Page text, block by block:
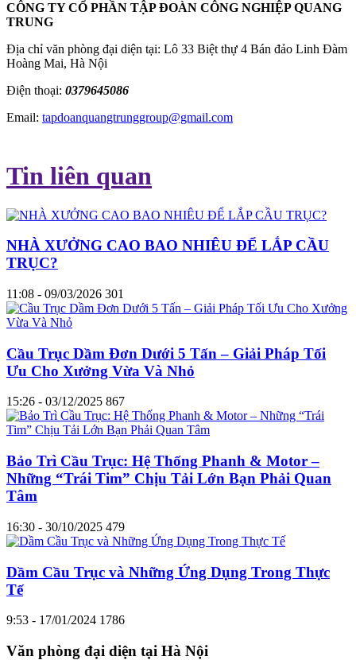
CÔNG TY CỔ PHẦN TẬP ĐOÀN CÔNG NGHIỆP QUANG
TRUNG
Địa chỉ văn phòng đại diện tại: Lô 33 Biệt thự 4 Bán đảo Linh Đàm
Hoàng Mai, Hà Nội
Điện thoại: 0379645086
Email: tapdoanquangtrunggroup@gmail.com
Tin liên quan
NHÀ XƯỞNG CAO BAO NHIÊU ĐỂ LẮP CẦU
TRỤC?
11:08 - 09/03/2026 301
Cầu Trục Dầm Đơn Dưới 5 Tấn – Giải Pháp Tối
Ưu Cho Xưởng Vừa Và Nhỏ
15:26 - 03/12/2025 867
Bảo Trì Cầu Trục: Hệ Thống Phanh & Motor –
Những “Trái Tim” Chịu Tải Lớn Bạn Phải Quan
Tâm
16:30 - 30/10/2025 479
Dầm Cầu Trục và Những Ứng Dụng Trong Thực
Tế
9:53 - 17/01/2024 1786
Văn phòng đại diện tại Hà Nội